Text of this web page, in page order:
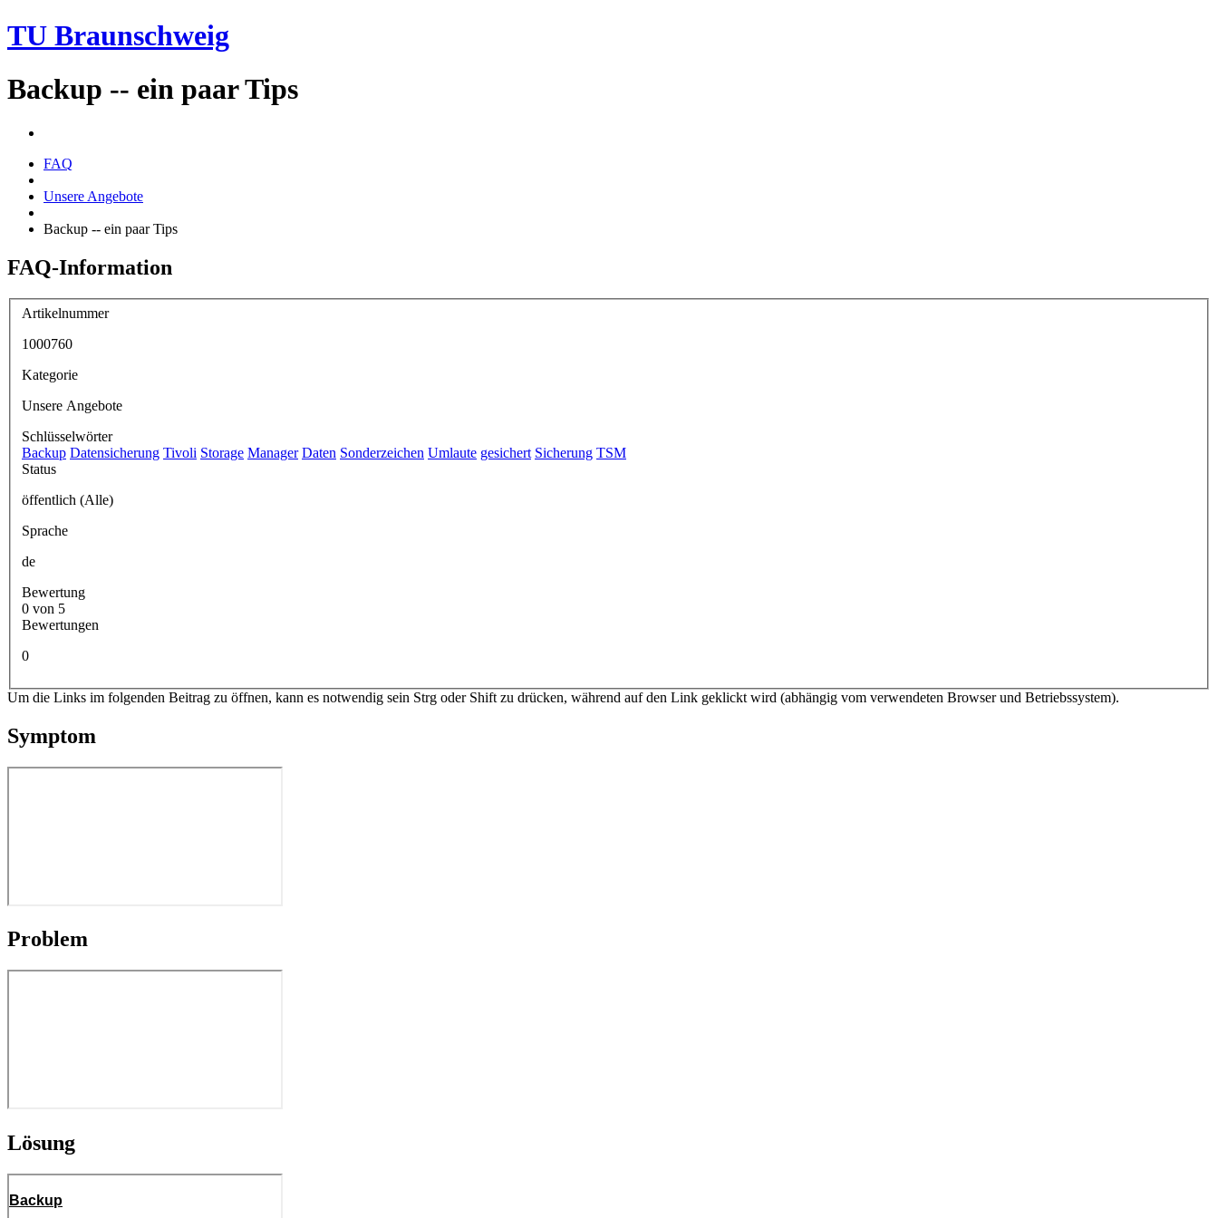
TU Braunschweig
Backup -- ein paar Tips
FAQ
Unsere Angebote
Backup -- ein paar Tips
FAQ-Information
Artikelnummer
1000760
Kategorie
Unsere Angebote
Schlüsselwörter
Backup Datensicherung Tivoli Storage Manager Daten Sonderzeichen Umlaute gesichert Sicherung TSM
Status
öffentlich (Alle)
Sprache
de
Bewertung
0 von 5
Bewertungen
0
Um die Links im folgenden Beitrag zu öffnen, kann es notwendig sein Strg oder Shift zu drücken, während auf den Link geklickt wird (abhängig vom verwendeten Browser und Betriebssystem).
Symptom
Problem
Lösung